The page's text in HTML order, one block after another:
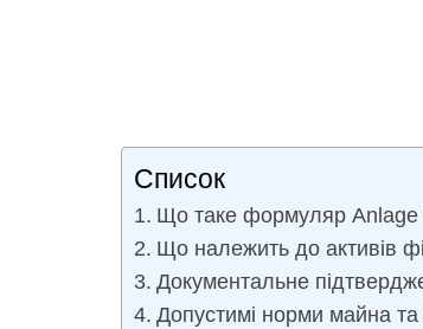
Список
Що таке формуляр Anlage
Що належить до активів
Документальне
Допустимі норми майна та